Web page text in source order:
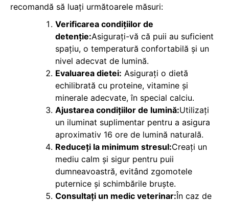
recomandă să luați următoarele măsuri:
Verificarea condițiilor de
detenție:Asigurați-vă că puii au suficient
spațiu, o temperatură confortabilă și un
nivel adecvat de lumină.
Evaluarea dietei: Asigurați o dietă
echilibrată cu proteine, vitamine și
minerale adecvate, în special calciu.
Ajustarea condițiilor de lumină:Utilizați
un iluminat suplimentar pentru a asigura
aproximativ 16 ore de lumină naturală.
Reduceți la minimum stresul:Creați un
mediu calm și sigur pentru puii
dumneavoastră, evitând zgomotele
puternice și schimbările bruște.
Consultați un medic veterinar:În caz de